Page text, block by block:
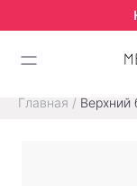
Главная / Верхний